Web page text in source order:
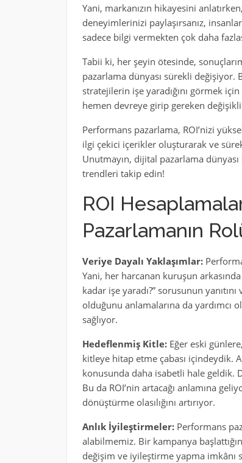
Yani, markanızın hikayesini
deneyimlerinizi paylaşırsanız,
sadece bilgi vermekten çok daha
Tabii ki, her şeyin ötesinde,
pazarlama dünyası sürekli
stratejilerin işe yaradığını görmek
hemen devreye girip gereken
Performans pazarlama, ROI’nizi
ilgi çekici içerikler oluşturarak ve
Unutmayın, dijital pazarlama
trendleri takip edin!
ROI
Pazarlamanın
Veriye Dayalı Yaklaşımlar:
Yani, her harcanan kuruşun
kadar işe yaradı?” sorusunun
olduğunu anlamalarına da yardımcı
sağlıyor.
Hedeflenmiş Kitle:Eğer eski
kitleye hitap etme çabası içindeydik.
konusunda daha isabetli hale geldik.
Bu da ROI’nin artacağı anlamına
dönüştürme olasılığını artırıyor.
Anlık İyileştirmeler:Performans
alabilmemiz. Bir kampanya
değişim ve iyileştirme yapma